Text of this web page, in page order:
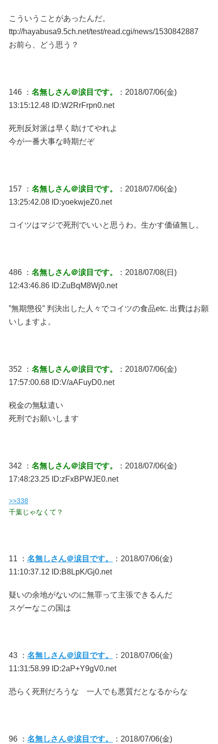
こういうことがあったんだ。
ttp://hayabusa9.5ch.net/test/read.cgi/news/1530842887
お前ら、どう思う？
146 ： 名無しさん＠涙目です。
：2018/07/06(金)
13:15:12.48 ID:W2RrFrpn0.net
死刑反対派は早く助けてやれよ
今が一番大事な時期だぞ
157 ： 名無しさん＠涙目です。
：2018/07/06(金)
13:25:42.08 ID:yoekwjeZ0.net
コイツはマジで死刑でいいと思うわ。生かす価値無し。
486 ： 名無しさん＠涙目です。
：2018/07/08(日)
12:43:46.86 ID:ZuBqM8Wj0.net
”無期懲役” 判決出した人々でコイツの食品etc. 出費はお願
いしますよ。
352 ： 名無しさん＠涙目です。
：2018/07/06(金)
17:57:00.68 ID:V/aAFuyD0.net
税金の無駄遣い
死刑でお願いします
342 ： 名無しさん＠涙目です。
：2018/07/06(金)
17:48:23.25 ID:zFxBPWJE0.net
>>338
千葉じゃなくて？
11 ： 名無しさん＠涙目です。
：2018/07/06(金)
11:10:37.12 ID:B8LpK/Gj0.net
疑いの余地がないのに無罪って主張できるんだ
スゲーなこの国は
43 ： 名無しさん＠涙目です。
：2018/07/06(金)
11:31:58.99 ID:2aP+Y9gV0.net
恐らく死刑だろうな 一人でも悪質だとなるからな
96 ： 名無しさん＠涙目です。 ：2018/07/06(金)